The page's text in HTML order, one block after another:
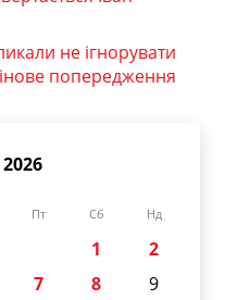
не ігнорувати
попередження
Пт Сб Нд
1
2
7 8
9